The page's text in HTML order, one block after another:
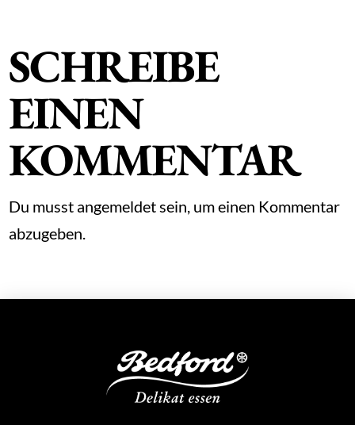
SCHREIBE
EINEN
KOMMENTAR
Du musst angemeldet sein, um einen Kommentar
abzugeben.